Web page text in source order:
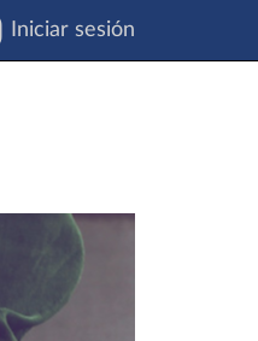
Iniciar sesión